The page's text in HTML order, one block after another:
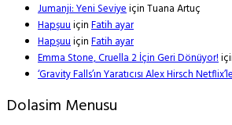
Jumanji: Yeni SeviyeiçinTuana Artuç
HapşuuiçinFatih ayar
HapşuuiçinFatih ayar
Emma Stone, Cruella 2 İçin Geri Dönüyor!
‘Gravity Falls’ın Yaratıcısı Alex Hirsch
Dolasim Menusu